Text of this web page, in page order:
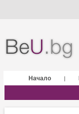
Начало |